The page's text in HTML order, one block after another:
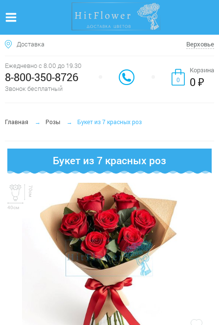
Доставка Верховье
Ежедневно с 8.00 до 19.30
8-800-350-8726
Звонок бесплатный
0
Корзина
0 ₽
Главная Розы Букет из 7 красных роз
Букет из 7 красных роз
40см
70см